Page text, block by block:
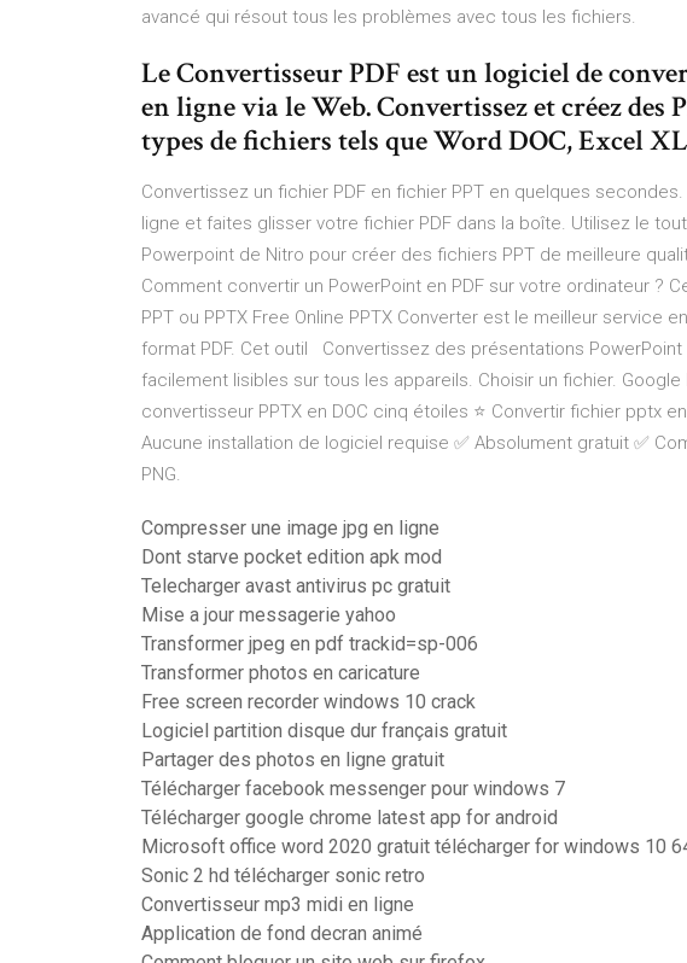
avancé qui résout tous les problèmes avec tous les fichiers.
Le Convertisseur PDF est un logiciel de
en ligne via le Web. Convertissez et créez
types de fichiers tels que Word DOC, Excel
Convertissez un fichier PDF en fichier PPT en quelques
ligne et faites glisser votre fichier PDF dans la boîte. Utilisez le
Powerpoint de Nitro pour créer des fichiers PPT de meilleure
Comment convertir un PowerPoint en PDF sur votre ordinateur ?
PPT ou PPTX Free Online PPTX Converter est le meilleur service
format PDF. Cet outil Convertissez des présentations
facilement lisibles sur tous les appareils. Choisir un fichier. Google
convertisseur PPTX en DOC cinq étoiles ⭐ Convertir fichier pptx
Aucune installation de logiciel requise ✅ Absolument gratuit ✅
PNG.
Compresser une image jpg en ligne
Dont starve pocket edition apk mod
Telecharger avast antivirus pc gratuit
Mise a jour messagerie yahoo
Transformer jpeg en pdf trackid=sp-006
Transformer photos en caricature
Free screen recorder windows 10 crack
Logiciel partition disque dur français gratuit
Partager des photos en ligne gratuit
Télécharger facebook messenger pour windows 7
Télécharger google chrome latest app for android
Microsoft office word 2020 gratuit télécharger for windows 10
Sonic 2 hd télécharger sonic retro
Convertisseur mp3 midi en ligne
Application de fond decran animé